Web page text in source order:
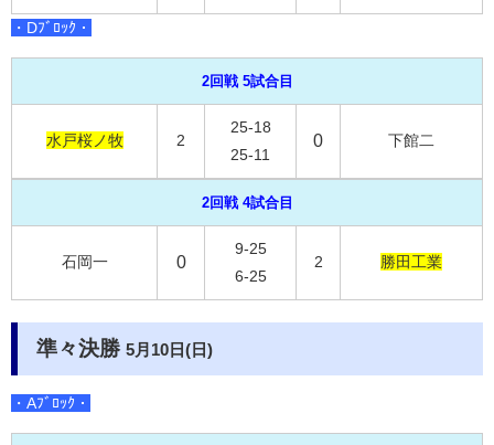
・Dﾌﾞﾛｯｸ・
2回戦 5試合目
水戸桜ノ牧 2
25-18
25-11
0 下館二
2回戦 4試合目
石岡一 0
9-25
6-25
2 勝田工業
準々決勝 5月10日(日)
・Aﾌﾞﾛｯｸ・